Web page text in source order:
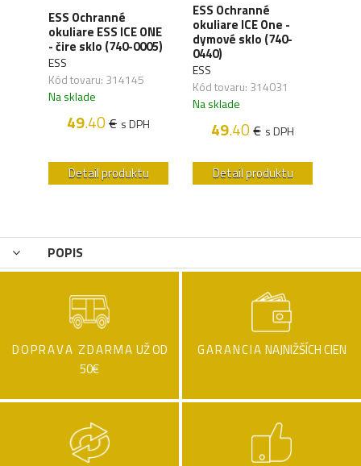
ESS Ochranné
okuliare ESS ICE ONE
- čire sklo (740-0005)
ESS
Kód tovaru: 314145
Na sklade
49.40€ s DPH
Detail produktu
ESS Ochranné
okuliare ICE One -
dymové sklo (740-
0440)
ESS
Kód tovaru: 314031
Na sklade
49.40€ s DPH
Detail produktu
POPIS
DOPRAVA ZDARMA UŽ OD
50€
GARANCIA NAJNIŽŠÍCH CIEN